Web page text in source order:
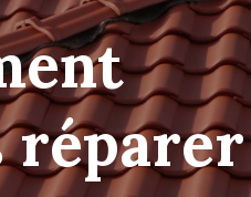
réparer